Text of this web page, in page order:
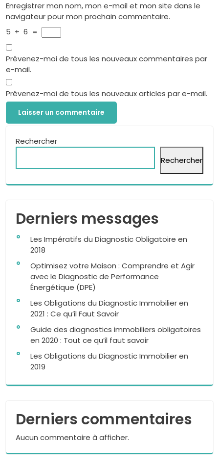
Enregistrer mon nom, mon e-mail et mon site dans le
navigateur pour mon prochain commentaire.
5 + 6 =
Prévenez-moi de tous les nouveaux commentaires par
e-mail.
Prévenez-moi de tous les nouveaux articles par e-mail.
Rechercher
Rechercher
Derniers messages
Les Impératifs du Diagnostic Obligatoire en
2018
Optimisez votre Maison : Comprendre et Agir
avec le Diagnostic de Performance
Énergétique (DPE)
Les Obligations du Diagnostic Immobilier en
2021 : Ce qu’il Faut Savoir
Guide des diagnostics immobiliers obligatoires
en 2020 : Tout ce qu’il faut savoir
Les Obligations du Diagnostic Immobilier en
2019
Derniers commentaires
Aucun commentaire à afficher.